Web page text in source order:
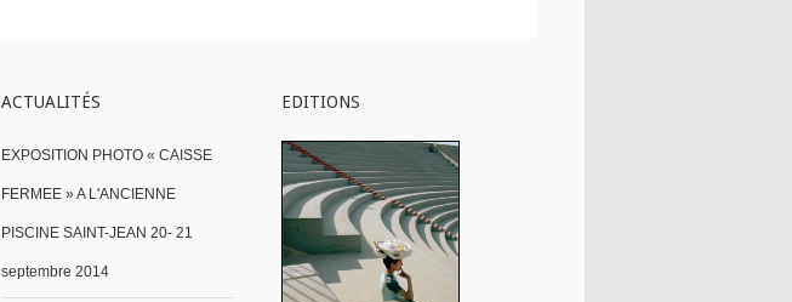
ACTUALITÉS
EXPOSITION PHOTO « CAISSE
FERMEE » A L'ANCIENNE
PISCINE SAINT-JEAN 20- 21
septembre 2014
EDITIONS